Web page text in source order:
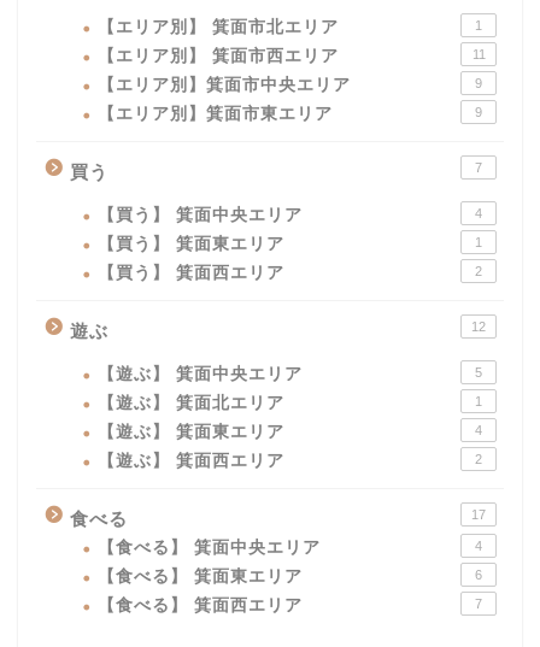
【エリア別】 箕面市北エリア 1
【エリア別】 箕面市西エリア 11
【エリア別】箕面市中央エリア 9
【エリア別】箕面市東エリア 9
買う 7
【買う】 箕面中央エリア 4
【買う】 箕面東エリア 1
【買う】 箕面西エリア 2
遊ぶ 12
【遊ぶ】 箕面中央エリア 5
【遊ぶ】 箕面北エリア 1
【遊ぶ】 箕面東エリア 4
【遊ぶ】 箕面西エリア 2
食べる 17
【食べる】 箕面中央エリア 4
【食べる】 箕面東エリア 6
【食べる】 箕面西エリア 7